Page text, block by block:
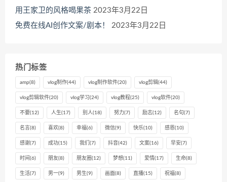
用王家卫的风格喝果茶 2023年3月22日
免费在线AI创作文案/剧本！
2023年3月22日
热门标签
amp(8) vlog制作(44) vlog制作软件(20) vlog剪辑(44)
vlog剪辑软件(20) vlog学习(24) vlog教程(25) vlog软件(20)
不要(12) 人生(17) 别人(18) 努力(7) 励志(12) 名句(7)
名言 (8) 喜欢(8) 幸福(6) 微信(9) 快乐(10) 感恩(10)
感谢(7) 成功(15) 我们 (7) 抖音(42) 文案(16) 早安(7)
时间 (6) 朋友(8) 朋友圈 (12) 梦想(11) 爱情(17) 生命(8)
生活(7) 男一(9) 男生(9) 画面(8) 直播(15) 祝福(8)